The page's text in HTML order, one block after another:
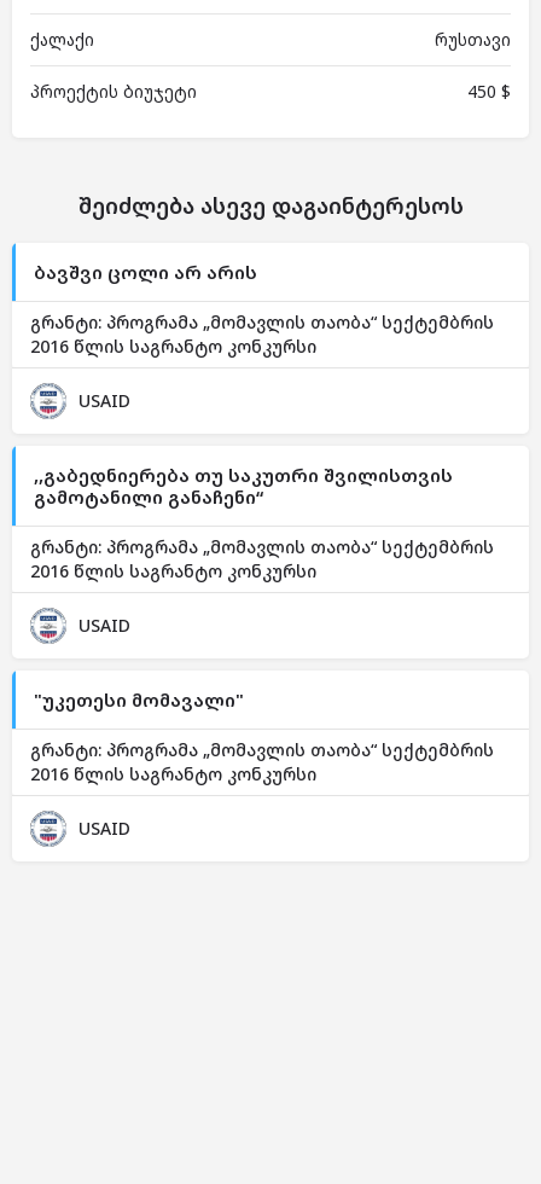
ქალაქი რუსთავი
პროექტის ბიუჯეტი 450 $
შეიძლება ასევე დაგაინტერესოს
ბავშვი ცოლი არ არის
გრანტი: პროგრამა „მომავლის თაობა“ სექტემბრის
2016 წლის საგრანტო კონკურსი
USAID
,,გაბედნიერება თუ საკუთრი შვილისთვის
გამოტანილი განაჩენი“
გრანტი: პროგრამა „მომავლის თაობა“ სექტემბრის
2016 წლის საგრანტო კონკურსი
USAID
"უკეთესი მომავალი"
გრანტი: პროგრამა „მომავლის თაობა“ სექტემბრის
2016 წლის საგრანტო კონკურსი
USAID